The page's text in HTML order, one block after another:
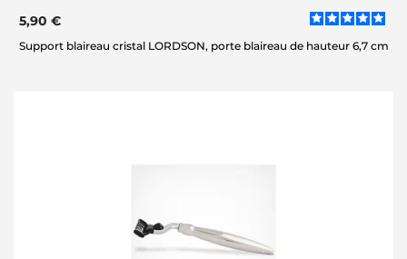
5,90 €
Support blaireau cristal LORDSON, porte blaireau de hauteur 6,7 cm